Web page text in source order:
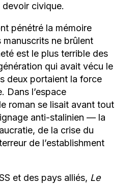
civique.
pénétré la mémoire
manuscrits ne brûlent
est le plus terrible des
qui avait vécu le
deux portaient la force
Dans l’espace
roman se lisait avant tout
anti-stalinien — la
de la crise du
de l’establishment
et des pays alliés, Le